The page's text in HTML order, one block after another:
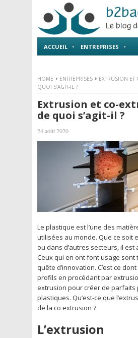
ACCUEIL ENTREPRISES
HOME ENTREPRISES
EXTRUSION ET
QUOI S’AGIT-IL ?
Extrusion et co-
de quoi s’agit-il ?
24 août 2020
Le plastique est l’une des
utilisées au monde. Que ce soit
ou dans d’autres secteurs, il est
Ceux qui en ont font usage sont
quête d’innovation. C’est ce dont
profils en procédant par
extrusion pour créer de parfaits
plastiques. Qu’est-ce que
de la co extrusion ?
L’extrusion